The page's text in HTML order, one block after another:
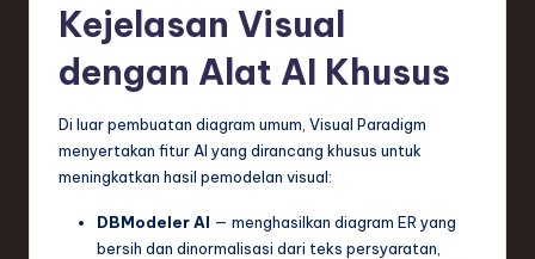
Kejelasan Visual
dengan Alat AI Khusus
Di luar pembuatan diagram umum, Visual Paradigm
menyertakan fitur AI yang dirancang khusus untuk
meningkatkan hasil pemodelan visual:
DBModeler AI — menghasilkan diagram ER yang
bersih dan dinormalisasi dari teks persyaratan,